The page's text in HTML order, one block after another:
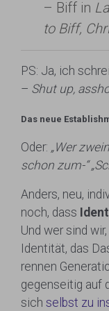
– Biff in
to Biff,
PS: Ja, ich
– Shut up,
Das neue
Oder: „Wer
schon zum-“
Anders, neu,
noch, dass
Und wer sind
Identität, das
rennen
gegenseitig auf
sich selbst zu